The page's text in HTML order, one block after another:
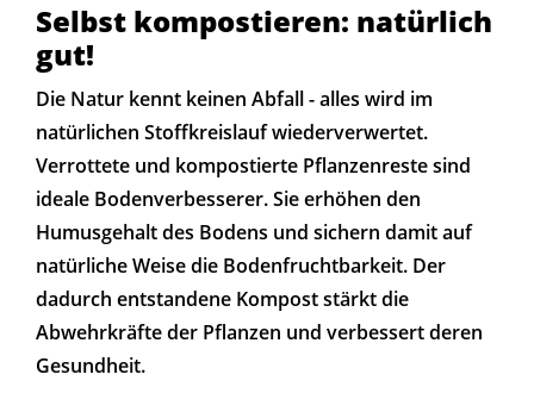
Selbst kompostieren: natürlich
gut!
Die Natur kennt keinen Abfall - alles wird im
natürlichen Stoffkreislauf wiederverwertet.
Verrottete und kompostierte Pflanzenreste sind
ideale Bodenverbesserer. Sie erhöhen den
Humusgehalt des Bodens und sichern damit auf
natürliche Weise die Bodenfruchtbarkeit. Der
dadurch entstandene Kompost stärkt die
Abwehrkräfte der Pflanzen und verbessert deren
Gesundheit.